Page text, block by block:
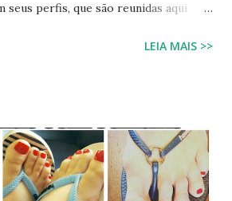
seus perfis, que são reunidas aqui
NOS ACERVOS DO BLOG
LEIA MAIS >>